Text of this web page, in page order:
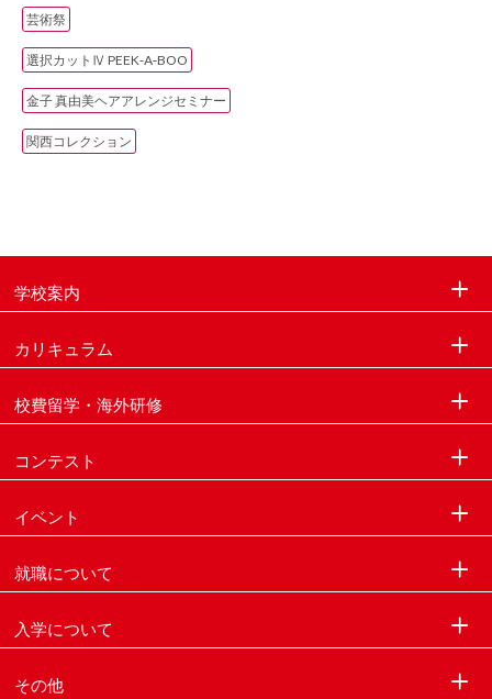
芸術祭
選択カットⅣ PEEK‐A‐BOO
金子 真由美ヘアアレンジセミナー
関西コレクション
学校案内
カリキュラム
校費留学・海外研修
コンテスト
イベント
就職について
入学について
その他